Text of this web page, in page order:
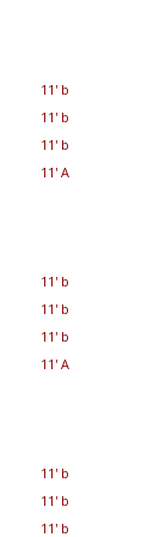
11' b
11' b
11' b
11' A
11' b
11' b
11' b
11' A
11' b
11' b
11' b